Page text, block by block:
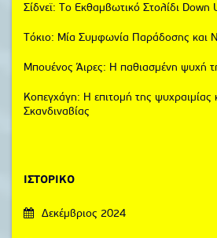
Σίδνεϊ: Το Εκθαμβωτικό Στολίδι Down
Τόκιο: Μία Συμφωνία Παράδοσης και
Μπουένος Άιρες: Η παθιασμένη ψυχή
Κοπεγχάγη: Η επιτομή της
Σκανδιναβίας
ΙΣΤΟΡΙΚΌ
Δεκέμβριος 2024